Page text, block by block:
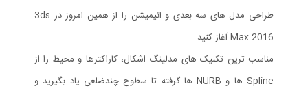
طراحی مدل های سه بعدی و انیمیشن را از همین امروز در 3ds
Max 2016 آغاز کنید.
مناسب ترین تکنیک های مدلینگ اشکال، کاراکترها و محیط را از
Spline ها و NURB ها گرفته تا سطوح چندضلعی یاد بگیرید و